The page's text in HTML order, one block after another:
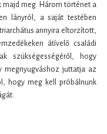
majd meg. Három történet a
lányról, a saját testében
annyira eltorzított,
átívelő családi
szükségességéről, hogy
juttatja az
hogy meg kell próbálnunk